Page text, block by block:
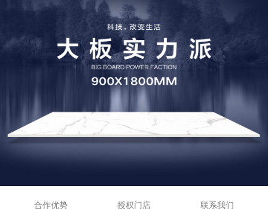
合作优势 授权门店 联系我们